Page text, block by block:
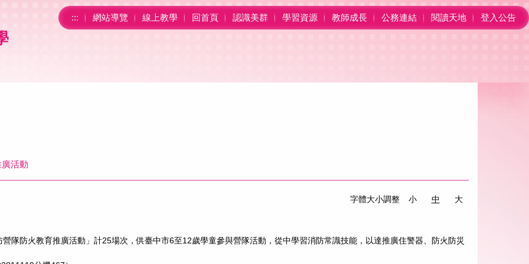
::: 網站導覽 線上教學 回首頁 認識美群 學習資源 教師成長 公務連結 閱讀天地 登入公告
活動
字體大小調整 小 中 大
隊防火教育推廣活動」計25場次，供臺中市6至12歲學童參與營隊活動，從中學習消防常識技能，以達推廣住警器、防火防災